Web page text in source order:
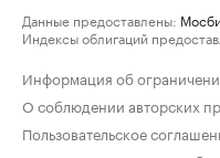
Данные предоставлены:
Индексы облигаций
Информация об
О соблюдении авторских
Пользовательское